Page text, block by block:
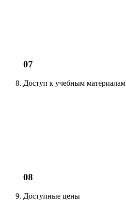
07
Доступ к учебным материалам
08
Доступные цены